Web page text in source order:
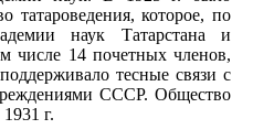
татароведения, которое, по
наук Татарстана и
числе 14 почетных членов,
тесные связи с
СССР. Общество
г.